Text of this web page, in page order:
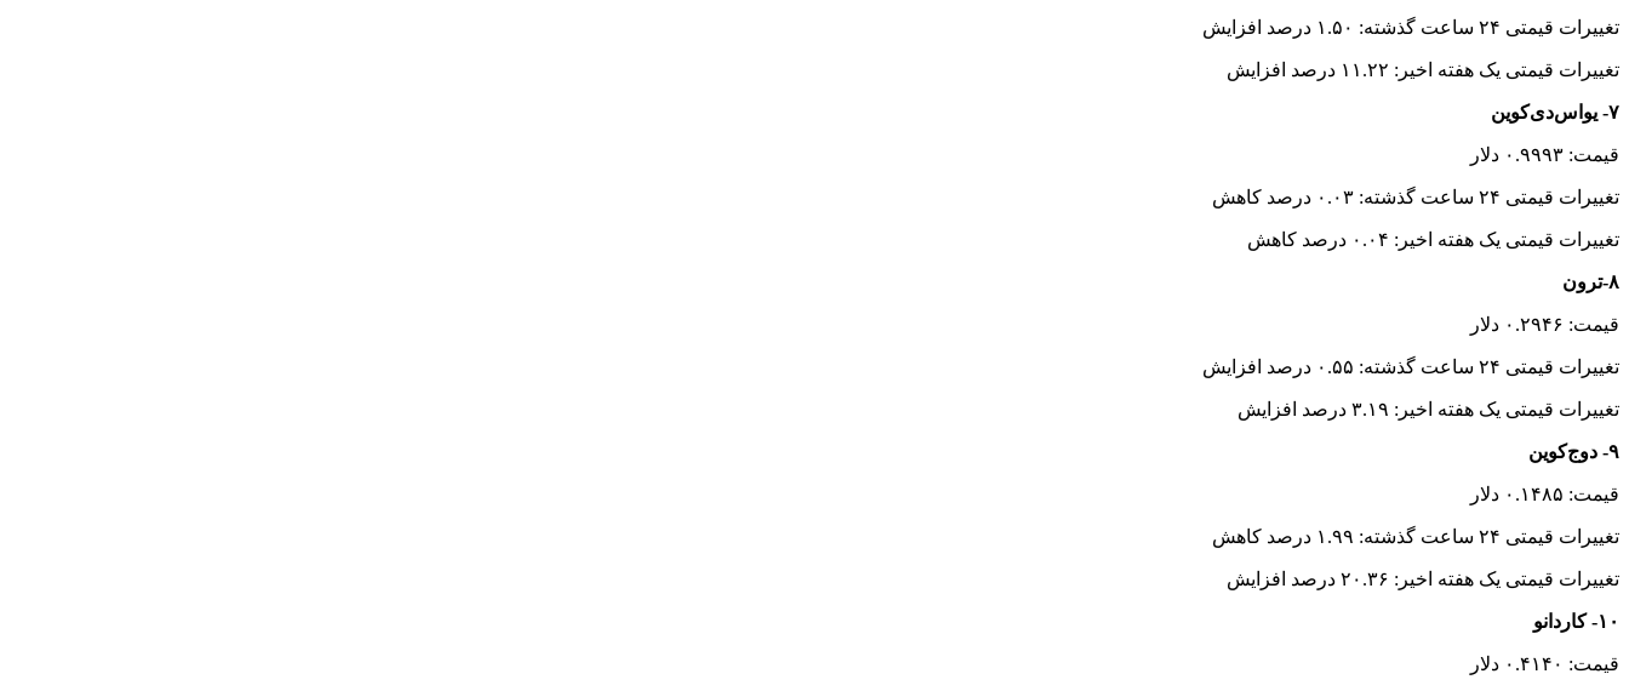
تغییرات قیمتی ۲۴ ساعت گذشته: ۱.۵۰ درصد افزایش
تغییرات قیمتی یک هفته اخیر: ۱۱.۲۲ درصد افزایش
۷- یواس‌دی‌کوین
قیمت: ۰.۹۹۹۳ دلار
تغییرات قیمتی ۲۴ ساعت گذشته: ۰.۰۳ درصد کاهش
تغییرات قیمتی یک هفته اخیر: ۰.۰۴ درصد کاهش
۸-ترون
قیمت: ۰.۲۹۴۶ دلار
تغییرات قیمتی ۲۴ ساعت گذشته: ۰.۵۵ درصد افزایش
تغییرات قیمتی یک هفته اخیر: ۳.۱۹ درصد افزایش
۹- دوج‌کوین
قیمت: ۰.۱۴۸۵ دلار
تغییرات قیمتی ۲۴ ساعت گذشته: ۱.۹۹ درصد کاهش
تغییرات قیمتی یک هفته اخیر: ۲۰.۳۶ درصد افزایش
۱۰- کاردانو
قیمت: ۰.۴۱۴۰ دلار